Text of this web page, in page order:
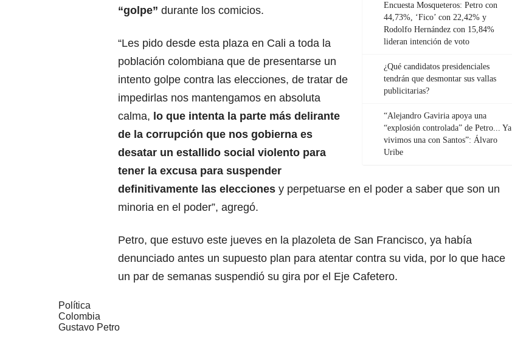
Encuesta Mosqueteros: Petro con
44,73%, ‘Fico’ con 22,42% y
Rodolfo Hernández con 15,84%
lideran intención de voto
¿Qué candidatos presidenciales
tendrán que desmontar sus vallas
publicitarias?
“Alejandro Gaviria apoya una
“explosión controlada” de Petro... Ya
vivimos una con Santos”: Álvaro
Uribe
“golpe” durante los comicios.
“Les pido desde esta plaza en Cali a toda la
población colombiana que de presentarse un
intento golpe contra las elecciones, de tratar de
impedirlas nos mantengamos en absoluta
calma, lo que intenta la parte más delirante
de la corrupción que nos gobierna es
desatar un estallido social violento para
tener la excusa para suspender
definitivamente las elecciones y perpetuarse en el poder a saber que son un
minoria en el poder”, agregó.
Petro, que estuvo este jueves en la plazoleta de San Francisco, ya había
denunciado antes un supuesto plan para atentar contra su vida, por lo que hace
un par de semanas suspendió su gira por el Eje Cafetero.
Política
Colombia
Gustavo Petro